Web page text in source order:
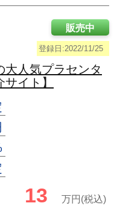
登録日:2022/11/25
販売中
大人気プラセンタ
イト】
13 万円(税込)